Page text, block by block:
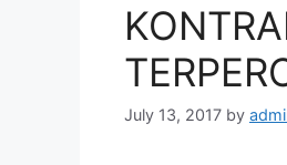
July 13, 2017 by